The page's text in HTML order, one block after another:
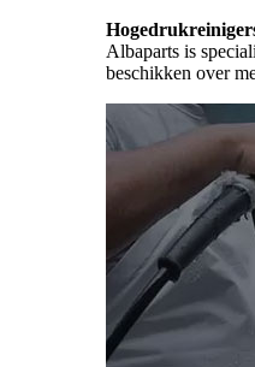
Albaparts is
beschikken over